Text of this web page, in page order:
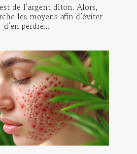
de l’argent diton. Alors,
les moyens afin d’éviter
d’en perdre...